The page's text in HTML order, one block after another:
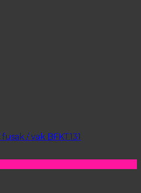
/ vak BFKT131